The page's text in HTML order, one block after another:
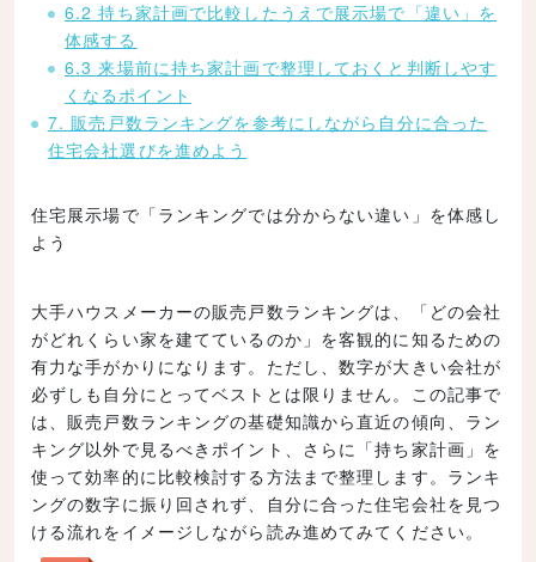
6.2 持ち家計画で比較したうえで展示場で「違い」を
体感する
6.3 来場前に持ち家計画で整理しておくと判断しやす
くなるポイント
7. 販売戸数ランキングを参考にしながら自分に合った
住宅会社選びを進めよう
住宅展示場で「ランキングでは分からない違い」を体感し
よう
大手ハウスメーカーの販売戸数ランキングは、「どの会社
がどれくらい家を建てているのか」を客観的に知るための
有力な手がかりになります。ただし、数字が大きい会社が
必ずしも自分にとってベストとは限りません。この記事で
は、販売戸数ランキングの基礎知識から直近の傾向、ラン
キング以外で見るべきポイント、さらに「持ち家計画」を
使って効率的に比較検討する方法まで整理します。ランキ
ングの数字に振り回されず、自分に合った住宅会社を見つ
ける流れをイメージしながら読み進めてみてください。